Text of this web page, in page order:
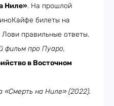
Ниле». На прошлой
билеты на
правильные ответы.
фильм про Пуаро,
в Восточном
«Смерть на Ниле» (2022).